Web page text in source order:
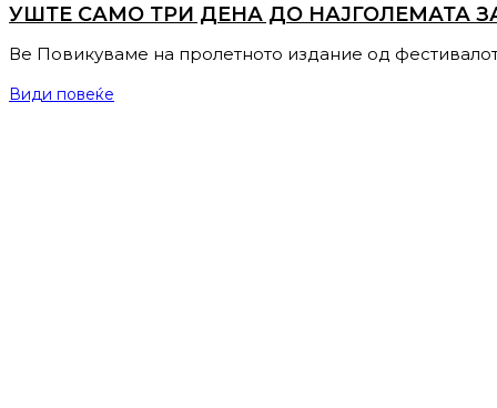
УШТЕ САМО ТРИ ДЕНА ДО НАЈГОЛЕМАТА
Ве Повикуваме на пролетното издание од
Види повеќе